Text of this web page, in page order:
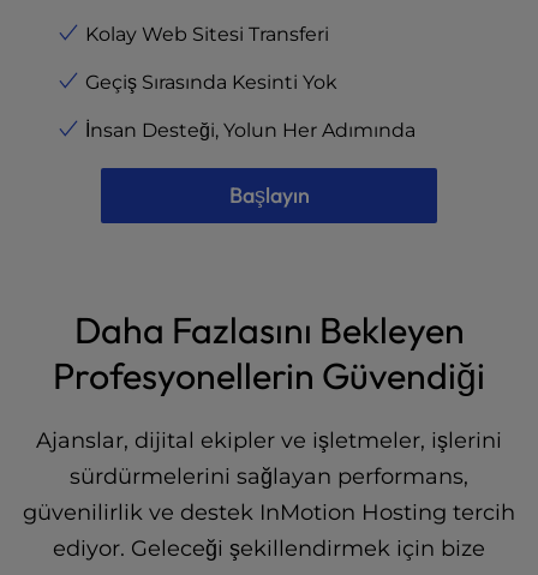
Kolay Web Sitesi Transferi
Geçiş Sırasında Kesinti Yok
İnsan Desteği, Yolun Her Adımında
Başlayın
Daha Fazlasını Bekleyen
Profesyonellerin Güvendiği
Ajanslar, dijital ekipler ve işletmeler, işlerini
sürdürmelerini sağlayan performans,
güvenilirlik ve destek InMotion Hosting tercih
ediyor. Geleceği şekillendirmek için bize